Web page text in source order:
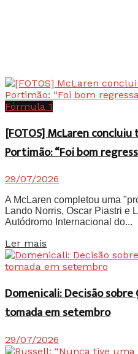
Fórmula 1
[FOTOS] McLaren
Portimão: “Foi bom
29/07/2026
A McLaren completou uma
Lando Norris, Oscar Piastri e
Autódromo Internacional do...
Ler mais
Domenicali: Decisão
tomada em setembro
29/07/2026